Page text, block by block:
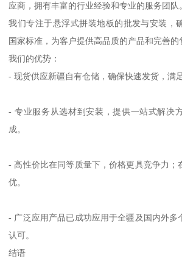
应商，拥有丰富的行业经验和专业的服务团队
我们专注于悬浮式拼装地板的批发与安装，
国家标准，为客户提供高品质的产品和完善的
我们的优势：
- 现货供应新疆自有仓储，确保快速发货，满
- 专业服务从选材到安装，提供一站式解决
成。
- 高性价比在同等质量下，价格更具竞争力；
优。
- 广泛应用产品已成功应用于全疆及国内外多
认可。
结语